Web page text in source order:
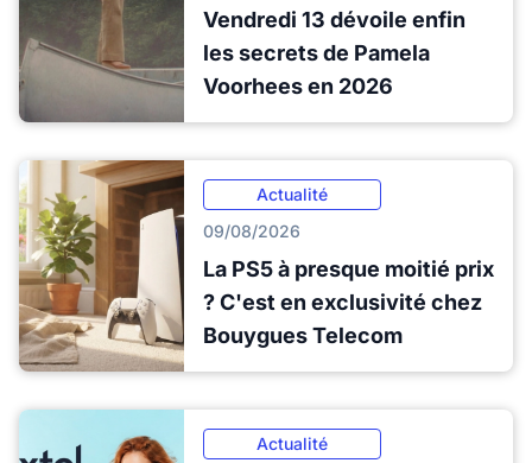
Vendredi 13 dévoile enfin
les secrets de Pamela
Voorhees en 2026
Actualité
09/08/2026
La PS5 à presque moitié prix
? C'est en exclusivité chez
Bouygues Telecom
Actualité